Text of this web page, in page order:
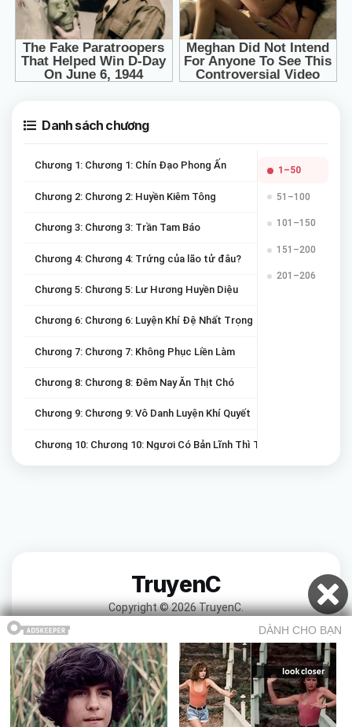
Danh sách chương
Chương 1: Chương 1: Chín Đạo Phong Ấn
Chương 2: Chương 2: Huyền Kiêm Tông
Chương 3: Chương 3: Trần Tam Báo
Chương 4: Chương 4: Trứng của lão tử đâu?
Chương 5: Chương 5: Lư Hương Huyền Diệu
Chương 6: Chương 6: Luyện Khí Đệ Nhất Trọng
Chương 7: Chương 7: Không Phục Liền Làm
Chương 8: Chương 8: Đêm Nay Ăn Thịt Chó
Chương 9: Chương 9: Vô Danh Luyện Khí Quyết
Chương 10: Chương 10: Ngươi Có Bản Lĩnh Thì Tới Bắt Nha!
Chương 15: Chương 15: Minh Chủ?
Chương 16: Chương 16: Ta Đau Bụng, Lần Sau Lại Đánh
Chương 17: Chương 17: Nhất Tiết Thiên Lý
Chương 18: Chương 18: Trận Mưa Đầu Tiên
Chương 19: Chương 19: Uy Bức Lợi Dụ
1–50
51–100
101–150
151–200
201–206
TruyenC
Copyright © 2026 TruyenC.